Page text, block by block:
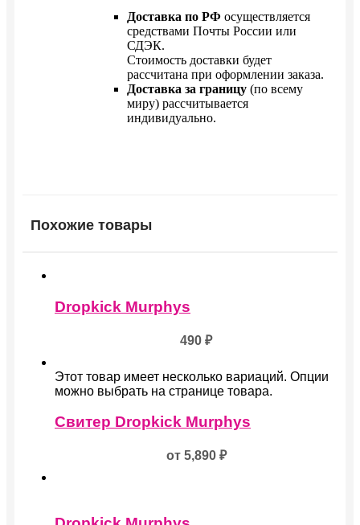
Доставка по РФ осуществляется
средствами Почты России или
СДЭК.
Стоимость доставки будет
рассчитана при оформлении заказа.
Доставка за границу (по всему
миру) рассчитывается
индивидуально.
Похожие товары
Dropkick Murphys
490 ₽
Этот товар имеет несколько вариаций. Опции
можно выбрать на странице товара.
Свитер Dropkick Murphys
от 5,890 ₽